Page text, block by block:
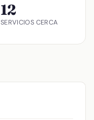
12
SERVICIOS CERCA